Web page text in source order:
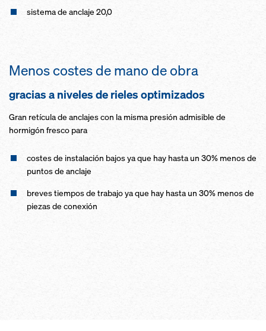
sistema de anclaje 20,0
Menos costes de mano de obra
gracias a niveles de rieles optimizados
Gran retícula de anclajes con la misma presión admisible de
hormigón fresco para
costes de instalación bajos ya que hay hasta un 30% menos de
puntos de anclaje
breves tiempos de trabajo ya que hay hasta un 30% menos de
piezas de conexión